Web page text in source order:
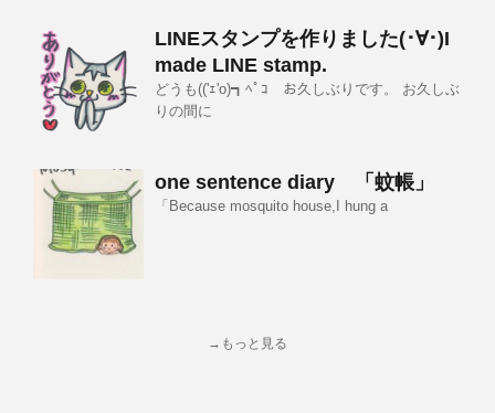
LINEスタンプを作りました(･∀･)I
made LINE stamp.
どうも(('ｪ'o)┓ﾍﾟｺ お久しぶりです。 お久しぶ
りの間に
one sentence diary 「蚊帳」
「Because mosquito house,I hung a
→もっと見る